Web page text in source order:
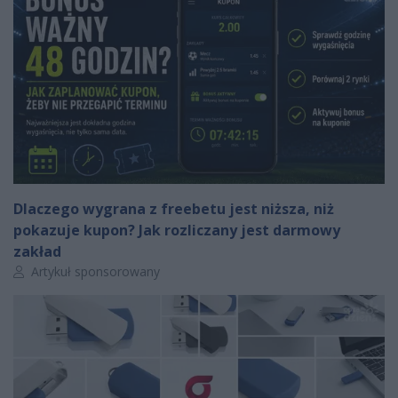
Dlaczego wygrana z freebetu jest niższa, niż
pokazuje kupon? Jak rozliczany jest darmowy
zakład
Autor artykułu:
Artykuł sponsorowany